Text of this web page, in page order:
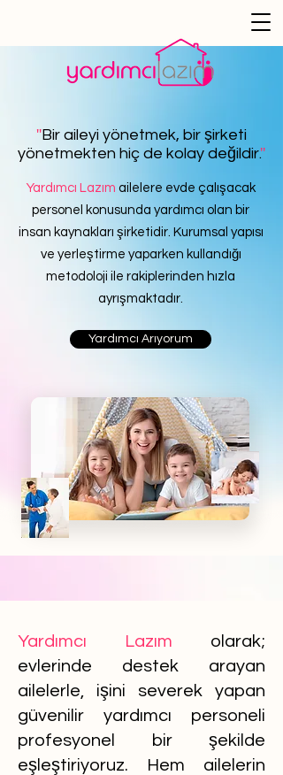
''Bir aileyi yönetmek, bir şirketi
yönetmekten hiç de kolay değildir.''
Yardımcı Lazım ailelere evde çalışacak
personel konusunda yardımcı olan bir
insan kaynakları şirketidir. Kurumsal yapısı
ve yerleştirme yaparken kullandığı
metodoloji ile rakiplerinden hızla
ayrışmaktadır.
Yardımcı Arıyorum
Yardımcı Lazım olarak;
evlerinde destek arayan
ailelerle, işini severek yapan
güvenilir yardımcı personeli
profesyonel bir şekilde
eşleştiriyoruz. Hem ailelerin